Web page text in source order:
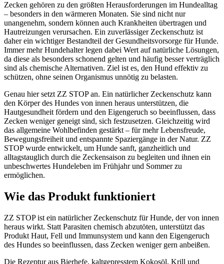
Zecken gehören zu den größten Herausforderungen im Hundealltag
– besonders in den wärmeren Monaten. Sie sind nicht nur
unangenehm, sondern können auch Krankheiten übertragen und
Hautreizungen verursachen. Ein zuverlässiger Zeckenschutz ist
daher ein wichtiger Bestandteil der Gesundheitsvorsorge für Hunde.
Immer mehr Hundehalter legen dabei Wert auf natürliche Lösungen,
da diese als besonders schonend gelten und häufig besser verträglich
sind als chemische Alternativen. Ziel ist es, den Hund effektiv zu
schützen, ohne seinen Organismus unnötig zu belasten.
Genau hier setzt ZZ STOP an. Ein natürlicher Zeckenschutz kann
den Körper des Hundes von innen heraus unterstützen, die
Hautgesundheit fördern und den Eigengeruch so beeinflussen, dass
Zecken weniger geneigt sind, sich festzusetzen. Gleichzeitig wird
das allgemeine Wohlbefinden gestärkt – für mehr Lebensfreude,
Bewegungsfreiheit und entspannte Spaziergänge in der Natur. ZZ
STOP wurde entwickelt, um Hunde sanft, ganzheitlich und
alltagstauglich durch die Zeckensaison zu begleiten und ihnen ein
unbeschwertes Hundeleben im Frühjahr und Sommer zu
ermöglichen.
Wie das Produkt funktioniert
ZZ STOP ist ein natürlicher Zeckenschutz für Hunde, der von innen
heraus wirkt. Statt Parasiten chemisch abzutöten, unterstützt das
Produkt Haut, Fell und Immunsystem und kann den Eigengeruch
des Hundes so beeinflussen, dass Zecken weniger gern anbeißen.
Die Rezeptur aus Bierhefe, kaltgepresstem Kokosöl, Krill und